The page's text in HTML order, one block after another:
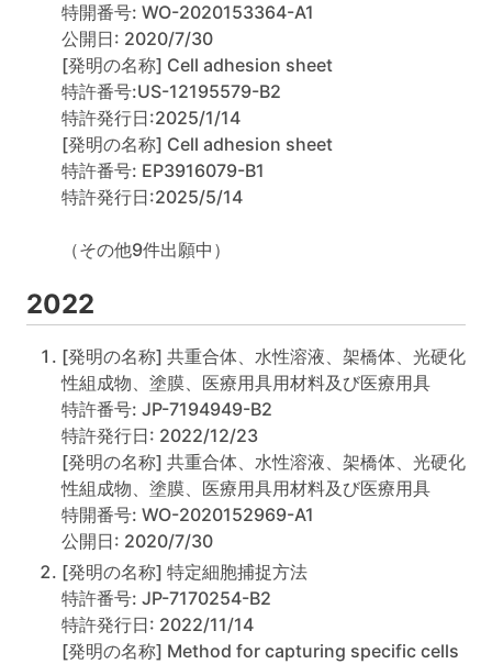
特開番号: WO-2020153364-A1
公開日: 2020/7/30
[発明の名称] Cell adhesion sheet
特許番号:US-12195579-B2
特許発行日:2025/1/14
[発明の名称] Cell adhesion sheet
特許番号: EP3916079-B1
特許発行日:2025/5/14
（その他9件出願中）
2022
[発明の名称] 共重合体、水性溶液、架橋体、光硬化
性組成物、塗膜、医療用具用材料及び医療用具
特許番号: JP-7194949-B2
特許発行日: 2022/12/23
[発明の名称] 共重合体、水性溶液、架橋体、光硬化
性組成物、塗膜、医療用具用材料及び医療用具
特開番号: WO-2020152969-A1
公開日: 2020/7/30
[発明の名称] 特定細胞捕捉方法
特許番号: JP-7170254-B2
特許発行日: 2022/11/14
[発明の名称] Method for capturing specific cells